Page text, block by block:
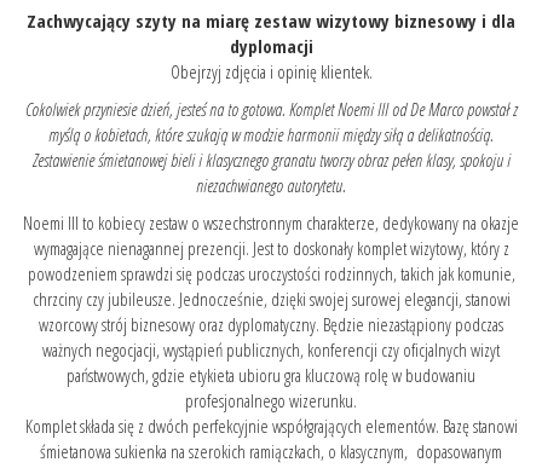
Zachwycający szyty na miarę zestaw wizytowy biznesowy i dla
dyplomacji
Obejrzyj zdjęcia i opinię klientek.
Cokolwiek przyniesie dzień, jesteś na to gotowa. Komplet Noemi III od De Marco powstał z
myślą o kobietach, które szukają w modzie harmonii między siłą a delikatnością.
Zestawienie śmietanowej bieli i klasycznego granatu tworzy obraz pełen klasy, spokoju i
niezachwianego autorytetu.
Noemi III to kobiecy zestaw o wszechstronnym charakterze, dedykowany na okazje
wymagające nienagannej prezencji. Jest to doskonały komplet wizytowy, który z
powodzeniem sprawdzi się podczas uroczystości rodzinnych, takich jak komunie,
chrzciny czy jubileusze. Jednocześnie, dzięki swojej surowej elegancji, stanowi
wzorcowy strój biznesowy oraz dyplomatyczny. Będzie niezastąpiony podczas
ważnych negocjacji, wystąpień publicznych, konferencji czy oficjalnych wizyt
państwowych, gdzie etykieta ubioru gra kluczową rolę w budowaniu
profesjonalnego wizerunku.
Komplet składa się z dwóch perfekcyjnie współgrających elementów. Bazę stanowi
śmietanowa sukienka na szerokich ramiączkach, o klasycznym, dopasowanym